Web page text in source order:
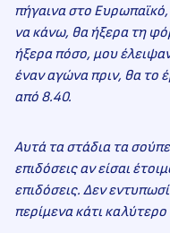
πήγαινα στο
να κάνω, θα ήξερα τη
ήξερα πόσο, μου
έναν αγώνα πριν, θα το
από 8.40.
Αυτά τα στάδια τα
επιδόσεις αν είσαι
επιδόσεις. Δεν
περίμενα κάτι